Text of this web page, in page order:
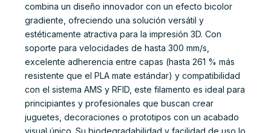
combina un diseño innovador con un efecto bicolor
gradiente, ofreciendo una solución versátil y
estéticamente atractiva para la impresión 3D. Con
soporte para velocidades de hasta 300 mm/s,
excelente adherencia entre capas (hasta 261 % más
resistente que el PLA mate estándar) y compatibilidad
con el sistema AMS y RFID, este filamento es ideal para
principiantes y profesionales que buscan crear
juguetes, decoraciones o prototipos con un acabado
visual único. Su biodegradabilidad y facilidad de uso lo